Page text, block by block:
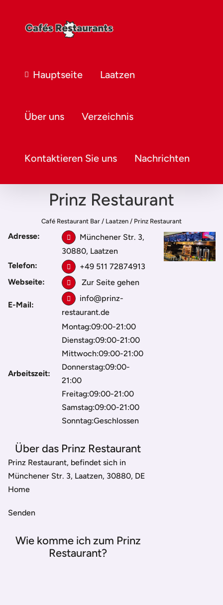
Hauptseite Laatzen
Über uns Verzeichnis
Kontaktieren Sie uns Nachrichten
Prinz Restaurant
Café Restaurant Bar / Laatzen / Prinz Restaurant
Adresse:
Münchener Str. 3,
30880, Laatzen
Telefon:
+49 511 72874913
Webseite:
Zur Seite gehen
E-Mail:
info@prinz-
restaurant.de
Arbeitszeit:
Montag:09:00-21:00
Dienstag:09:00-21:00
Mittwoch:09:00-21:00
Donnerstag:09:00-
21:00
Freitag:09:00-21:00
Samstag:09:00-21:00
Sonntag:Geschlossen
Über das Prinz Restaurant
Prinz Restaurant, befindet sich in
Münchener Str. 3, Laatzen, 30880, DE
Home
Senden
Wie komme ich zum Prinz
Restaurant?